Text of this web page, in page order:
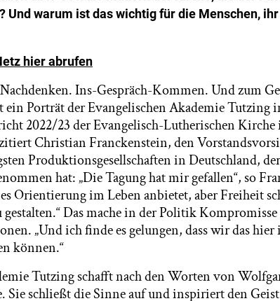
Und warum ist das wichtig für die Menschen,
hier abrufen
Ins-Gespräch-Kommen. Und zum
ein Porträt der Evangelischen Akademie Tutzing
2022/23 der Evangelisch-Lutherischen
Christian Franckenstein, den
Produktionsgesellschaften in Deutschland,
hat: „Die Tagung hat mir gefallen“, so
Orientierung im Leben anbietet, aber Freiheit
Das mache in der Politik
„Und ich finde es gelungen, dass wir das
können.“
Tutzing schafft nach den Worten von
Sie schließt die Sinne auf und inspiriert den